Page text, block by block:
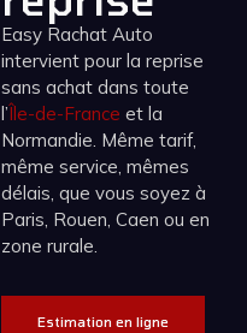
Easy Rachat Auto
intervient pour la reprise
sans achat dans toute
l’Île-de-France et la
Normandie. Même tarif,
même service, mêmes
délais, que vous soyez à
Paris, Rouen, Caen ou en
zone rurale.
Estimation en ligne